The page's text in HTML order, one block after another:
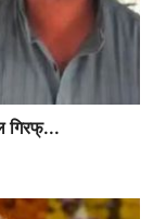
गिरफ्...